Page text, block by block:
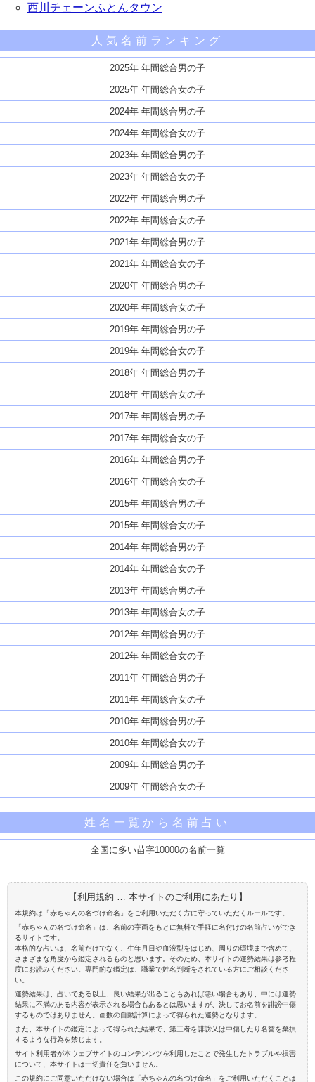
西川チェーンふとんタウン
人気名前ランキング
2025年 年間総合男の子
2025年 年間総合女の子
2024年 年間総合男の子
2024年 年間総合女の子
2023年 年間総合男の子
2023年 年間総合女の子
2022年 年間総合男の子
2022年 年間総合女の子
2021年 年間総合男の子
2021年 年間総合女の子
2020年 年間総合男の子
2020年 年間総合女の子
2019年 年間総合男の子
2019年 年間総合女の子
2018年 年間総合男の子
2018年 年間総合女の子
2017年 年間総合男の子
2017年 年間総合女の子
2016年 年間総合男の子
2016年 年間総合女の子
2015年 年間総合男の子
2015年 年間総合女の子
2014年 年間総合男の子
2014年 年間総合女の子
2013年 年間総合男の子
2013年 年間総合女の子
2012年 年間総合男の子
2012年 年間総合女の子
2011年 年間総合男の子
2011年 年間総合女の子
2010年 年間総合男の子
2010年 年間総合女の子
2009年 年間総合男の子
2009年 年間総合女の子
姓名一覧から名前占い
全国に多い苗字10000の名前一覧
【利用規約 … 本サイトのご利用にあたり】
本規約は「赤ちゃんの名づけ命名」をご利用いただく方に守っていただくルールです。
「赤ちゃんの名づけ命名」は、名前の字画をもとに無料で手軽に名付けの名前占いができ
るサイトです。
本格的な占いは、名前だけでなく、生年月日や血液型をはじめ、周りの環境まで含めて、
さまざまな角度から鑑定されるものと思います。そのため、本サイトの運勢結果は参考程
度にお読みください。専門的な鑑定は、職業で姓名判断をされている方にご相談くださ
い。
運勢結果は、占いである以上、良い結果が出ることもあれば悪い場合もあり、中には運勢
結果に不満のある内容が表示される場合もあるとは思いますが、決してお名前を誹謗中傷
するものではありません。画数の自動計算によって得られた運勢となります。
また、本サイトの鑑定によって得られた結果で、第三者を誹謗又は中傷したり名誉を棄損
するような行為を禁じます。
サイト利用者が本ウェブサイトのコンテンンツを利用したことで発生したトラブルや損害
について、本サイトは一切責任を負いません。
この規約にご同意いただけない場合は「赤ちゃんの名づけ命名」をご利用いただくことは